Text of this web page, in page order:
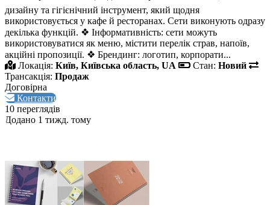
дизайну та гігієнічний інструмент, який щодня
використовується у кафе й ресторанах. Сети виконують одразу
декілька функцій. ❖ Інформативність: сети можуть
використовуватися як меню, містити перелік страв, напоїв,
акційні пропозиції. ❖ Брендинг: логотип, корпорати...
Локація: Київ, Київська область, UA Стан: Новий
Трансакція: Продаж
Договірна
Контакти
10 переглядів
Додано 1 тижд. тому